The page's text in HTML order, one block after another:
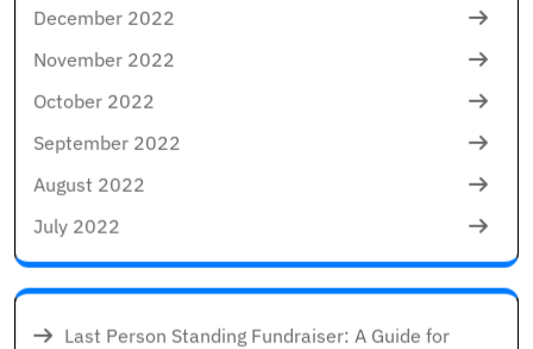
December 2022
November 2022
October 2022
September 2022
August 2022
July 2022
Last Person Standing Fundraiser: A Guide for